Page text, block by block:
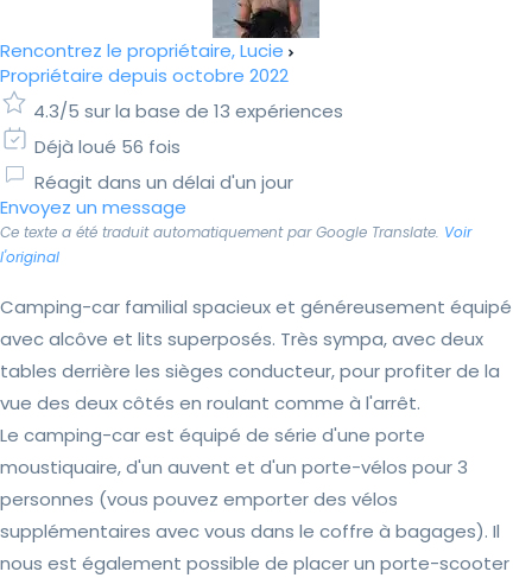
Rencontrez le propriétaire, Lucie
Propriétaire depuis octobre 2022
4.3/5 sur la base de 13 expériences
Déjà loué 56 fois
Réagit dans un délai d'un jour
Envoyez un message
Ce texte a été traduit automatiquement par Google Translate. Voir
l'original
Camping-car familial spacieux et généreusement équipé
avec alcôve et lits superposés. Très sympa, avec deux
tables derrière les sièges conducteur, pour profiter de la
vue des deux côtés en roulant comme à l'arrêt.
Le camping-car est équipé de série d'une porte
moustiquaire, d'un auvent et d'un porte-vélos pour 3
personnes (vous pouvez emporter des vélos
supplémentaires avec vous dans le coffre à bagages). Il
nous est également possible de placer un porte-scooter